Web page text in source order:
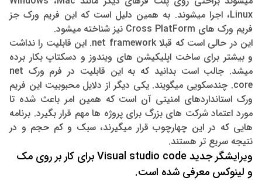
،Linux اجرا میشوند. به همین دلیل است که این فریم ورک جز
فریم ورک های Cross PlatForm نیز شناخته میشود.
این در حالی است که قبلا net framework. این قابلیت را نداشت
و بیشتر برای ساخت اپلیکیشن های ویندوز و دسکتاپ بکار برده
میشد. جالب است بدانید که به این قابلیت در فرم ورک net
core. چندسکویی میگویند.
یکی دیگر از دلایل محبوبیت این فریم
ورک استانداردهای امنیتی آن است که همین امر باعث شده تا
مورد اعتماد شرکت های بزرگ برای پروژه ها مهم قرار بگیرد. برنامه
هایی که در این چهارچوب قرار میگیرند، سبک و کم حجم و در
نتیجه سریع تر هستند.
ویرایشگر جدید Visual studio code برای کار بر روی مک
و لینوکس معرفی شده است.